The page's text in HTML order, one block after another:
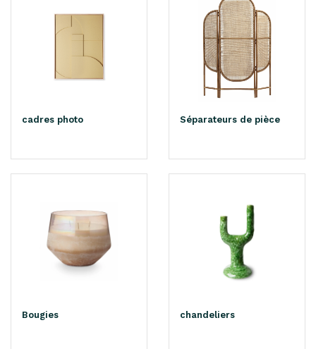
cadres photo Séparateurs de pièce
Bougies chandeliers